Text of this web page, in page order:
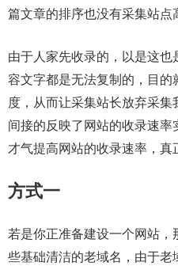
篇文章的排序也没有采集站点
由于人家先收录的，以是这
容文字都是无法复制的，目
度，从而让采集站长放弃采
间接的反映了网站的收录速
才气提高网站的收录速率，真
方式一
若是你正准备建设一个网站
些基础清洁的老域名，由于